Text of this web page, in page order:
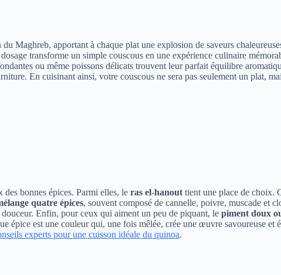
Maghreb, apportant à chaque plat une explosion de saveurs
transforme un simple couscous en une expérience culinaire
ou même poissons délicats trouvent leur parfait équilibre
En cuisinant ainsi, votre couscous ne sera pas seulement un plat,
bonnes épices. Parmi elles, le ras el-hanout tient une place de choix.
quatre épices, souvent composé de cannelle, poivre, muscade et
Enfin, pour ceux qui aiment un peu de piquant, le piment doux
épice est une couleur qui, une fois mêlée, crée une œuvre savoureuse
experts pour une cuisson idéale du quinoa.